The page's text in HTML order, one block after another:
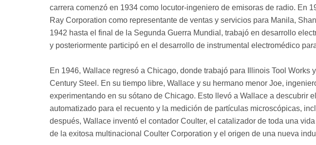
carrera comenzó en 1934 como locutor-ingeniero de emisoras de radio. En
Ray Corporation como representante de ventas y servicios para Manila,
1942 hasta el final de la Segunda Guerra Mundial, trabajó en desarrollo
y posteriormente participó en el desarrollo de instrumental electromédico
En 1946, Wallace regresó a Chicago, donde trabajó para Illinois Tool Works
Century Steel. En su tiempo libre, Wallace y su hermano menor Joe,
experimentando en su sótano de Chicago. Esto llevó a Wallace a descubrir
automatizado para el recuento y la medición de partículas microscópicas,
después, Wallace inventó el contador Coulter, el catalizador de toda una
de la exitosa multinacional Coulter Corporation y el origen de una nueva